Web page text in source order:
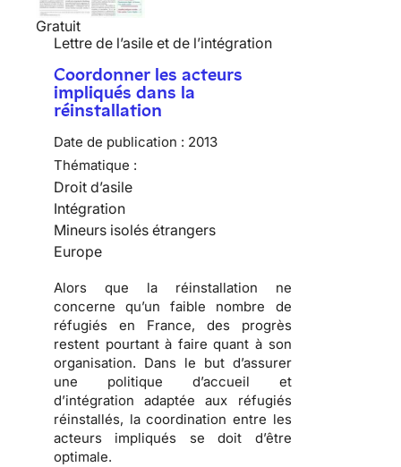
Gratuit
Lettre de l’asile et de l’intégration
Coordonner les acteurs
impliqués dans la
réinstallation
Date de publication : 2013
Thématique :
Droit d’asile
Intégration
Mineurs isolés étrangers
Europe
Alors que la réinstallation ne
concerne qu’un faible nombre de
réfugiés en France, des progrès
restent pourtant à faire quant à son
organisation. Dans le but d’assurer
une politique d’accueil et
d’intégration adaptée aux réfugiés
réinstallés, la coordination entre les
acteurs impliqués se doit d’être
optimale.